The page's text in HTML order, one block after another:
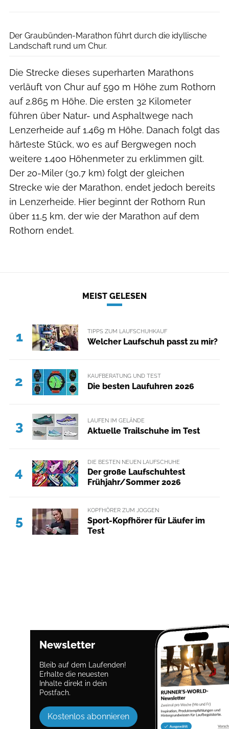
Der Graubünden-Marathon führt durch die idyllische
Landschaft rund um Chur.
Die Strecke dieses superharten Marathons
verläuft von Chur auf 590 m Höhe zum Rothorn
auf 2.865 m Höhe. Die ersten 32 Kilometer
führen über Natur- und Asphaltwege nach
Lenzerheide auf 1.469 m Höhe. Danach folgt das
härteste Stück, wo es auf Bergwegen noch
weitere 1.400 Höhenmeter zu erklimmen gilt.
Der 20-Miler (30,7 km) folgt der gleichen
Strecke wie der Marathon, endet jedoch bereits
in Lenzerheide. Hier beginnt der Rothorn Run
über 11,5 km, der wie der Marathon auf dem
Rothorn endet.
MEIST GELESEN
1 TIPPS ZUM LAUFSCHUHKAUF
Welcher Laufschuh passt zu mir?
2 KAUFBERATUNG UND TEST
Die besten Laufuhren 2026
3 LAUFEN IM GELÄNDE
Aktuelle Trailschuhe im Test
4
DIE BESTEN NEUEN LAUFSCHUHE
Der große Laufschuhtest
Frühjahr/Sommer 2026
5
KOPFHÖRER ZUM JOGGEN
Sport-Kopfhörer für Läufer im
Test
Newsletter
Bleib auf dem Laufenden!
Erhalte die neuesten
Inhalte direkt in dein
Postfach.
Kostenlos abonnieren